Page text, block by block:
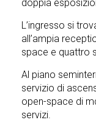
doppia
L’ingresso si
all’ampia
space e quattro
Al piano
servizio di
open-space di
servizi.